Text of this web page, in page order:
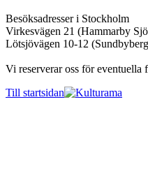
Besöksadresser i Stockholm
Virkesvägen 21 (Hammarby
Lötsjövägen 10-12
Vi reserverar oss för eventuella
Till startsidan